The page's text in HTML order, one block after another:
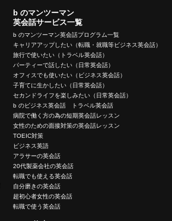
b のマンツーマン
英会話サービス一覧
b のマンツーマン英会話プログラム一覧
キャリアアップしたい（転職・就職等ビジネス英会話）
旅行で使いたい（トラベル英会話）
パーティーで話したい（日常英会話）
オフィスでも使いたい（ビジネス英会話）
子育てに生かしたい（日常英会話）
セカンドライフを楽しみたい（日常英会話）
b のビジネス英会話 トラベル英会話
病院で働く方の為の短期英会話レッスン
女性のための面接対策の英会話レッスン
TOEIC対策
ビジネス英語
アラサーの英会話
20代製薬会社の英会話
転職でも使える英会話
自分磨きの英会話
超初心者女性の英会話
転職で使う英会話